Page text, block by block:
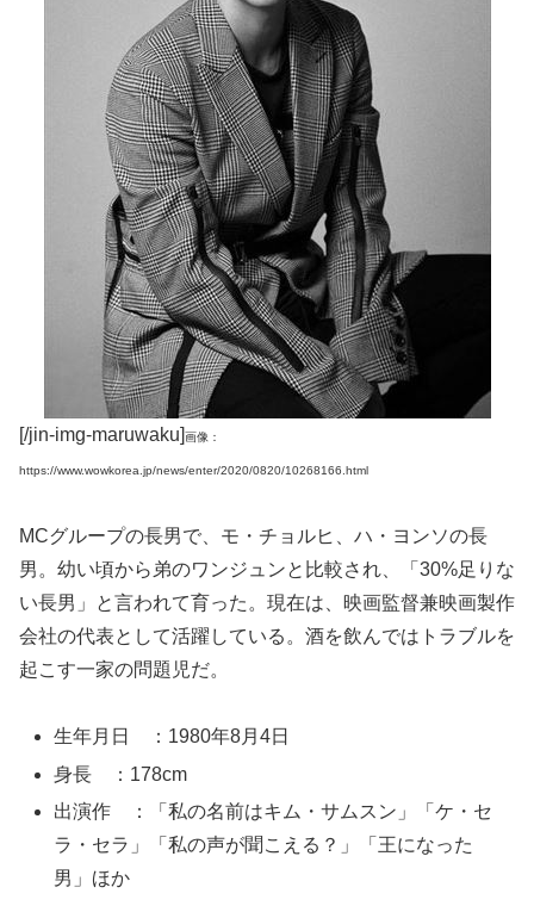
[/jin-img-maruwaku]画像：
https://www.wowkorea.jp/news/enter/2020/0820/10268166.html
MCグループの長男で、モ・チョルヒ、ハ・ヨンソの長
男。幼い頃から弟のワンジュンと比較され、「30%足りな
い長男」と言われて育った。現在は、映画監督兼映画製作
会社の代表として活躍している。酒を飲んではトラブルを
起こす一家の問題児だ。
生年月日 ：1980年8月4日
身長 ：178cm
出演作 ：「私の名前はキム・サムスン」「ケ・セ
ラ・セラ」「私の声が聞こえる？」「王になった
男」ほか